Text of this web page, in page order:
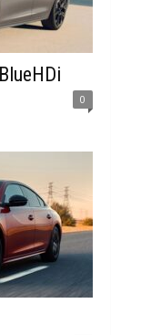
0